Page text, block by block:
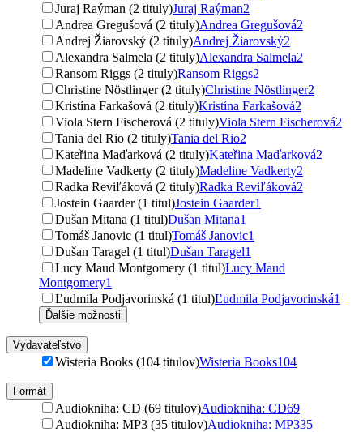
Juraj Raýman (2 tituly)Juraj Raýman2
Andrea Gregušová (2 tituly)Andrea Gregušová2
Andrej Žiarovský (2 tituly)Andrej Žiarovský2
Alexandra Salmela (2 tituly)Alexandra Salmela2
Ransom Riggs (2 tituly)Ransom Riggs2
Christine Nöstlinger (2 tituly)Christine Nöstlinger2
Kristína Farkašová (2 tituly)Kristína Farkašová2
Viola Stern Fischerová (2 tituly)Viola Stern Fischerová2
Tania del Rio (2 tituly)Tania del Rio2
Kateřina Maďarková (2 tituly)Kateřina Maďarková2
Madeline Vadkerty (2 tituly)Madeline Vadkerty2
Radka Reviľáková (2 tituly)Radka Reviľáková2
Jostein Gaarder (1 titul)Jostein Gaarder1
Dušan Mitana (1 titul)Dušan Mitana1
Tomáš Janovic (1 titul)Tomáš Janovic1
Dušan Taragel (1 titul)Dušan Taragel1
Lucy Maud Montgomery (1 titul)Lucy Maud
Montgomery1
Ľudmila Podjavorinská (1 titul)Ľudmila Podjavorinská1
Ďalšie možnosti
Vydavateľstvo
Wisteria Books (104 titulov)Wisteria Books104
Formát
Audiokniha: CD (69 titulov)Audiokniha: CD69
Audiokniha: MP3 (35 titulov)Audiokniha: MP335